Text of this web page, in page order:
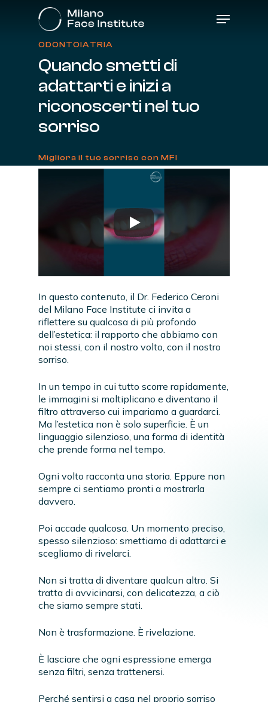
Menu
ODONTOIATRIA
Quando smetti di
adattarti e inizi a
riconoscerti nel tuo
sorriso
Migliora il tuo sorriso con MFI
In questo contenuto, il Dr. Federico Ceroni
del Milano Face Institute ci invita a
riflettere su qualcosa di più profondo
dell’estetica: il rapporto che abbiamo con
noi stessi, con il nostro volto, con il nostro
sorriso.
In un tempo in cui tutto scorre rapidamente,
le immagini si moltiplicano e diventano il
filtro attraverso cui impariamo a guardarci.
Ma l’estetica non è solo superficie. È un
linguaggio silenzioso, una forma di identità
che prende forma nel tempo.
Ogni volto racconta una storia. Eppure non
sempre ci sentiamo pronti a mostrarla
davvero.
Poi accade qualcosa. Un momento preciso,
spesso silenzioso: smettiamo di adattarci e
scegliamo di rivelarci.
Non si tratta di diventare qualcun altro. Si
tratta di avvicinarsi, con delicatezza, a ciò
che siamo sempre stati.
Non è trasformazione. È rivelazione.
È lasciare che ogni espressione emerga
senza filtri, senza trattenersi.
Perché sentirsi a casa nel proprio sorriso